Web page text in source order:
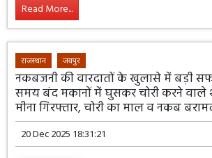
Read More...
राजस्थान जयपुर
नकबजनी की वारदातों के खुलासे में बड़ी
समय बंद मकानों में घुसकर चोरी करने वाले
मीना गिरफ्तार, चोरी का माल व नकब
20 Dec 2025 18:31:21